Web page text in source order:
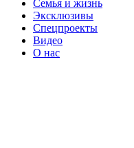
Семья и жизнь
Эксклюзивы
Спецпроекты
Видео
О нас